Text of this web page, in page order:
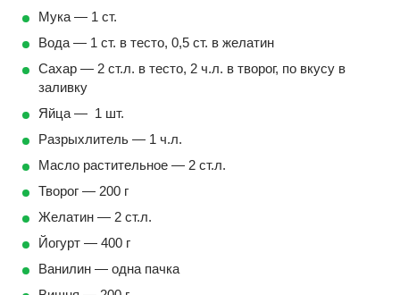
Мука — 1 ст.
Вода — 1 ст. в тесто, 0,5 ст. в желатин
Сахар — 2 ст.л. в тесто, 2 ч.л. в творог, по вкусу в
заливку
Яйца — 1 шт.
Разрыхлитель — 1 ч.л.
Масло растительное — 2 ст.л.
Творог — 200 г
Желатин — 2 ст.л.
Йогурт — 400 г
Ванилин — одна пачка